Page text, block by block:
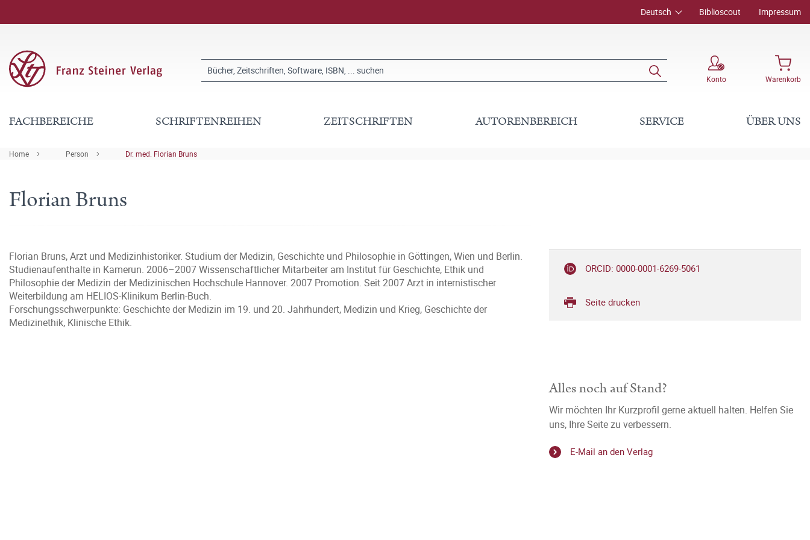
Deutsch Biblioscout Impressum
Konto Warenkorb
FACHBEREICHE SCHRIFTENREIHEN ZEITSCHRIFTEN AUTORENBEREICH SERVICE ÜBER UNS
Home Person Dr. med. Florian Bruns
Florian Bruns
Florian Bruns, Arzt und Medizinhistoriker. Studium der Medizin, Geschichte und Philosophie in Göttingen, Wien und Berlin.
Studienaufenthalte in Kamerun. 2006–2007 Wissenschaftlicher Mitarbeiter am Institut für Geschichte, Ethik und
Philosophie der Medizin der Medizinischen Hochschule Hannover. 2007 Promotion. Seit 2007 Arzt in internistischer
Weiterbildung am HELIOS-Klinikum Berlin-Buch.
Forschungsschwerpunkte: Geschichte der Medizin im 19. und 20. Jahrhundert, Medizin und Krieg, Geschichte der
Medizinethik, Klinische Ethik.
ORCID: 0000-0001-6269-5061
Seite drucken
Alles noch auf Stand?
Wir möchten Ihr Kurzprofil gerne aktuell halten. Helfen Sie
uns, Ihre Seite zu verbessern.
E-Mail an den Verlag